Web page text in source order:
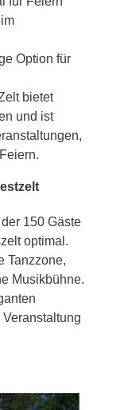
Option für
bietet
und ist
150 Gäste
optimal.
Tanzzone,
Musikbühne.